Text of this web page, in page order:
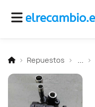
Repuestos